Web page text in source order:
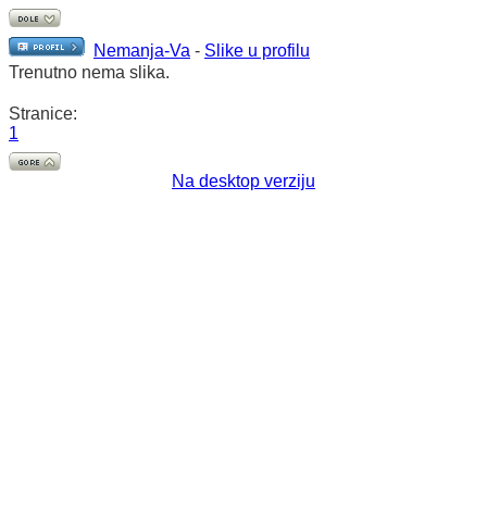
Nemanja-Va - Slike u profilu
Trenutno nema slika.
Stranice:
1
Na desktop verziju